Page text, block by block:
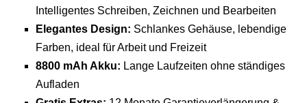
Intelligentes Schreiben, Zeichnen und Bearbeiten
Elegantes Design: Schlankes Gehäuse, lebendige
Farben, ideal für Arbeit und Freizeit
8800 mAh Akku: Lange Laufzeiten ohne ständiges
Aufladen